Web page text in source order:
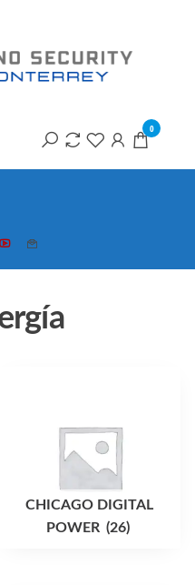
0
CHICAGO DIGITAL
POWER (26)